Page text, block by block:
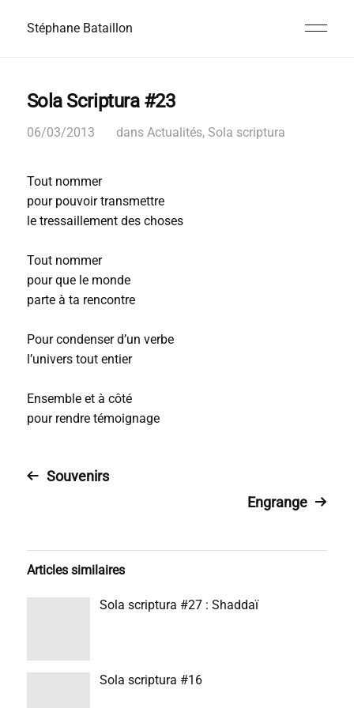
Stéphane Bataillon
Sola Scriptura #23
06/03/2013 dans Actualités, Sola scriptura
Tout nommer
pour pouvoir transmettre
le tressaillement des choses
Tout nommer
pour que le monde
parte à ta rencontre
Pour condenser d’un verbe
l’univers tout entier
Ensemble et à côté
pour rendre témoignage
Souvenirs
Engrange
Articles similaires
Sola scriptura #27 : Shaddaï
Sola scriptura #16